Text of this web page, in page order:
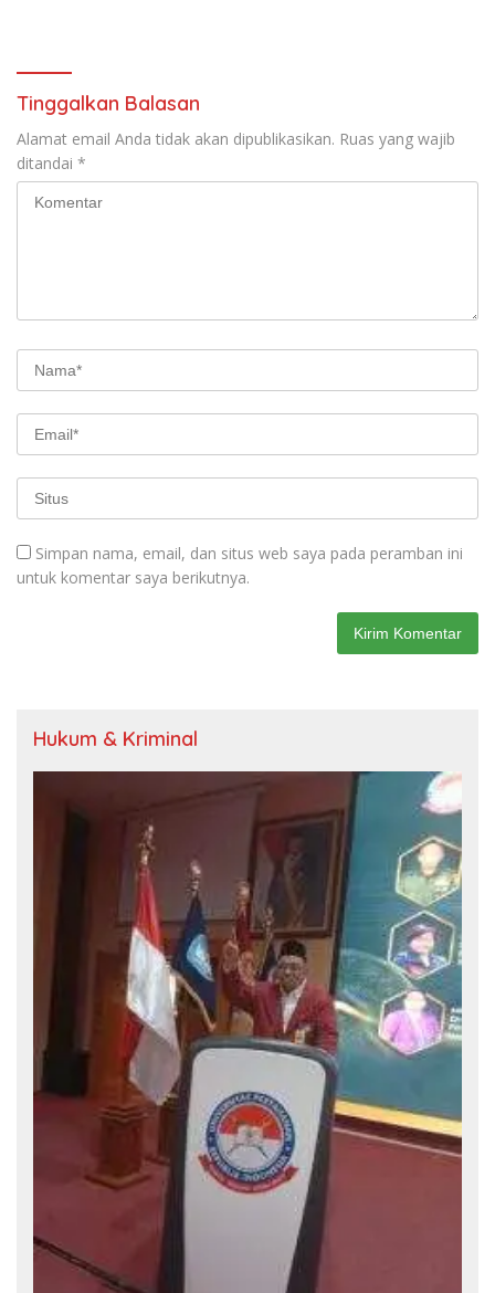
Tinggalkan Balasan
Alamat email Anda tidak akan dipublikasikan. Ruas yang wajib
ditandai *
Simpan nama, email, dan situs web saya pada peramban ini
untuk komentar saya berikutnya.
Hukum & Kriminal